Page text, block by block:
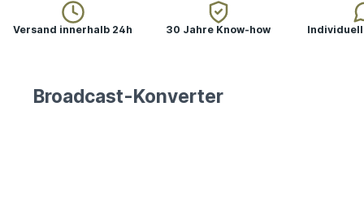
Versand innerhalb 24h 30 Jahre Know-how
Broadcast-Konverter